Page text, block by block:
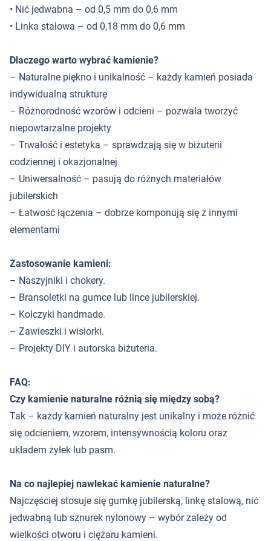
• Nić jedwabna – od 0,5 mm do 0,6 mm
• Linka stalowa – od 0,18 mm do 0,6 mm
Dlaczego warto wybrać kamienie?
– Naturalne piękno i unikalność – każdy kamień posiada
indywidualną strukturę
– Różnorodność wzorów i odcieni – pozwala tworzyć
niepowtarzalne projekty
– Trwałość i estetyka – sprawdzają się w biżuterii
codziennej i okazjonalnej
– Uniwersalność – pasują do różnych materiałów
jubilerskich
– Łatwość łączenia – dobrze komponują się z innymi
elementami
Zastosowanie kamieni:
– Naszyjniki i chokery.
– Bransoletki na gumce lub lince jubilerskiej.
– Kolczyki handmade.
– Zawieszki i wisiorki.
– Projekty DIY i autorska biżuteria.
FAQ:
Czy kamienie naturalne różnią się między sobą?
Tak – każdy kamień naturalny jest unikalny i może różnić
się odcieniem, wzorem, intensywnością koloru oraz
układem żyłek lub pasm.
Na co najlepiej nawlekać kamienie naturalne?
Najczęściej stosuje się gumkę jubilerską, linkę stalową, nić
jedwabną lub sznurek nylonowy – wybór zależy od
wielkości otworu i ciężaru kamieni.